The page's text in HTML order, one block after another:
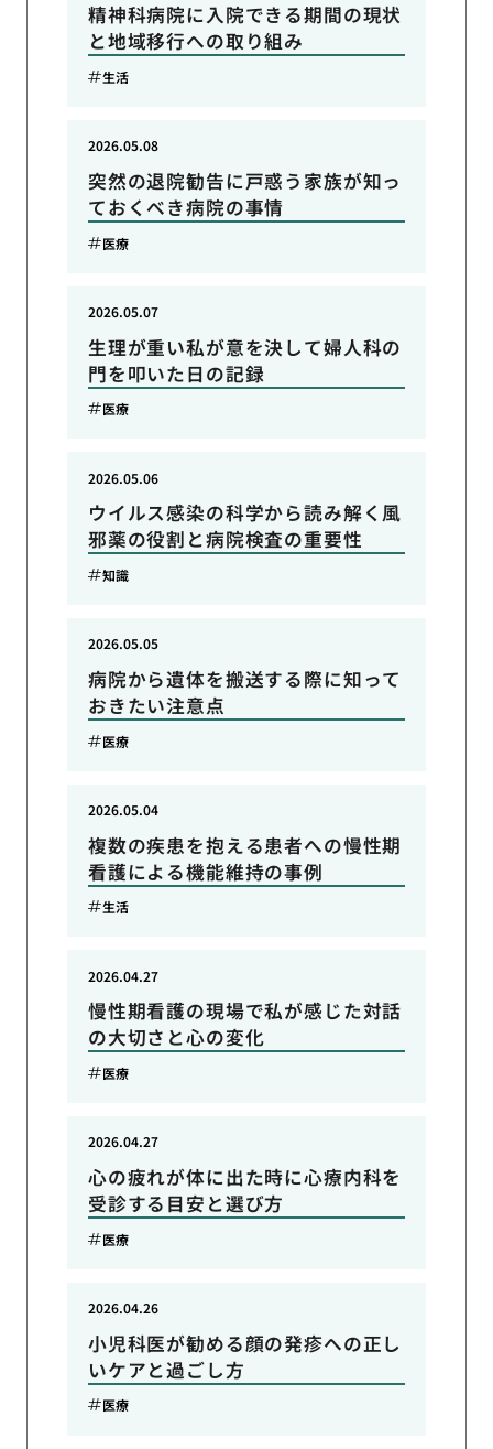
精神科病院に入院できる期間の現状
と地域移行への取り組み
生活
突然の退院勧告に戸惑う家族が知っ
ておくべき病院の事情
2026.05.08
医療
生理が重い私が意を決して婦人科の
門を叩いた日の記録
2026.05.07
医療
ウイルス感染の科学から読み解く風
邪薬の役割と病院検査の重要性
2026.05.06
知識
病院から遺体を搬送する際に知って
おきたい注意点
2026.05.05
医療
複数の疾患を抱える患者への慢性期
看護による機能維持の事例
2026.05.04
生活
慢性期看護の現場で私が感じた対話
の大切さと心の変化
2026.04.27
医療
心の疲れが体に出た時に心療内科を
受診する目安と選び方
2026.04.27
医療
小児科医が勧める顔の発疹への正し
いケアと過ごし方
2026.04.26
医療